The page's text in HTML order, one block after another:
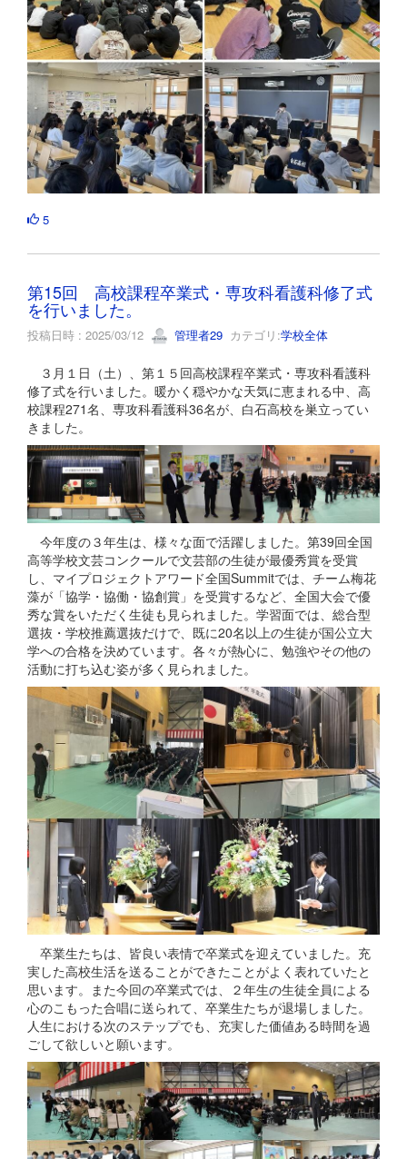
5
第15回 高校課程卒業式・専攻科看護科修了式
を行いました。
投稿日時 : 2025/03/12 管理者29 カテゴリ:学校全体
３月１日（土）、第１５回高校課程卒業式・専攻科看護科
修了式を行いました。暖かく穏やかな天気に恵まれる中、高
校課程271名、専攻科看護科36名が、白石高校を巣立ってい
きました。
今年度の３年生は、様々な面で活躍しました。第39回全国
高等学校文芸コンクールで文芸部の生徒が最優秀賞を受賞
し、マイプロジェクトアワード全国Summitでは、チーム梅花
藻が「協学・協働・協創賞」を受賞するなど、全国大会で優
秀な賞をいただく生徒も見られました。学習面では、総合型
選抜・学校推薦選抜だけで、既に20名以上の生徒が国公立大
学への合格を決めています。各々が熱心に、勉強やその他の
活動に打ち込む姿が多く見られました。
卒業生たちは、皆良い表情で卒業式を迎えていました。充
実した高校生活を送ることができたことがよく表れていたと
思います。また今回の卒業式では、２年生の生徒全員による
心のこもった合唱に送られて、卒業生たちが退場しました。
人生における次のステップでも、充実した価値ある時間を過
ごして欲しいと願います。